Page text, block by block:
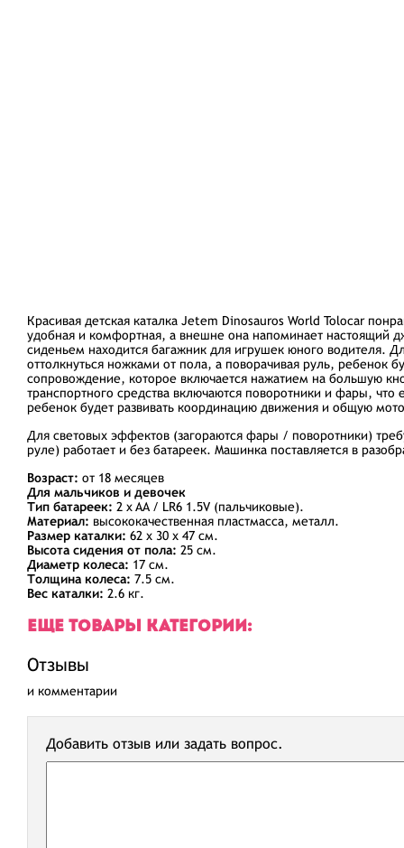
Красивая детская каталка Jetem Dinosauros World Tolocar
удобная и комфортная, а внешне она напоминает настоящий
сиденьем находится багажник для игрушек юного водителя.
оттолкнуться ножками от пола, а поворачивая руль, ребенок
сопровождение, которое включается нажатием на большую
транспортного средства включаются поворотники и фары,
ребенок будет развивать координацию движения и общую
Для световых эффектов (загораются фары / поворотники)
руле) работает и без батареек. Машинка поставляется в
Возраст: от 18 месяцев
Для мальчиков и девочек
Тип батареек: 2 x AA / LR6 1.5V (пальчиковые).
Материал: высококачественная пластмасса, металл.
Размер каталки: 62 х 30 х 47 см.
Высота сидения от пола: 25 см.
Диаметр колеса: 17 см.
Толщина колеса: 7.5 см.
Вес каталки: 2.6 кг.
ЕЩЕ ТОВАРЫ КАТЕГОРИИ:
Отзывы
и комментарии
Добавить отзыв или задать вопрос.